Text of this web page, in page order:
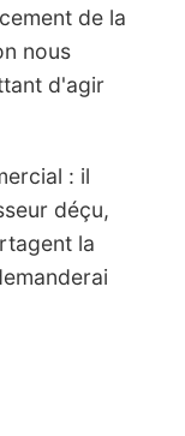
de la
nous
d'agir
: il
déçu,
la